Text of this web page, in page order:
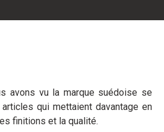
avons vu la marque suédoise se
qui mettaient davantage en
finitions et la qualité.